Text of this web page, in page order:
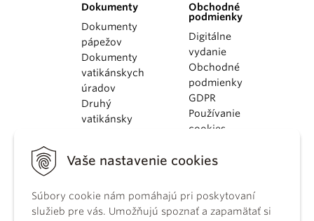
Vaše nastavenie cookies
Súbory cookie nám pomáhajú pri poskytovaní
služieb pre vás. Umožňujú spoznať a zapamätať si
Dokumenty
Dokumenty
pápežov
Dokumenty
vatikánskych
úradov
Druhý
vatikánsky
KBS
kánonického
práva
Obchodné
podmienky
Digitálne
vydanie
Obchodné
podmienky
GDPR
Používanie
cookies